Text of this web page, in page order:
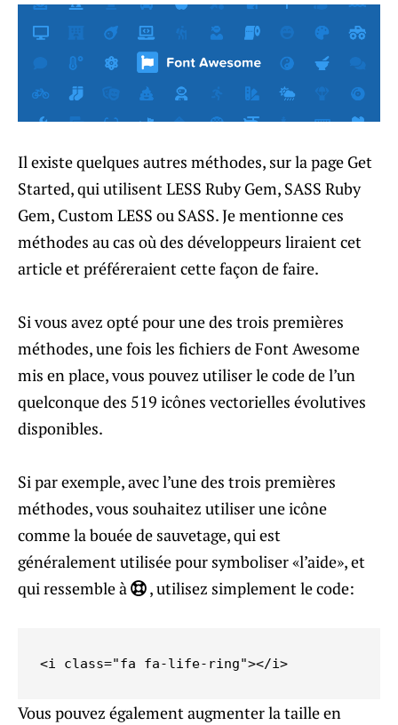
Il existe quelques autres méthodes, sur la page Get
Started, qui utilisent LESS Ruby Gem, SASS Ruby
Gem, Custom LESS ou SASS. Je mentionne ces
méthodes au cas où des développeurs liraient cet
article et préféreraient cette façon de faire.
Si vous avez opté pour une des trois premières
méthodes, une fois les fichiers de Font Awesome
mis en place, vous pouvez utiliser le code de l’un
quelconque des 519 icônes vectorielles évolutives
disponibles.
Si par exemple, avec l’une des trois premières
méthodes, vous souhaitez utiliser une icône
comme la bouée de sauvetage, qui est
généralement utilisée pour symboliser «l’aide», et
qui ressemble à
, utilisez simplement le code:
<i class="fa fa-life-ring"></i>
Vous pouvez également augmenter la taille en